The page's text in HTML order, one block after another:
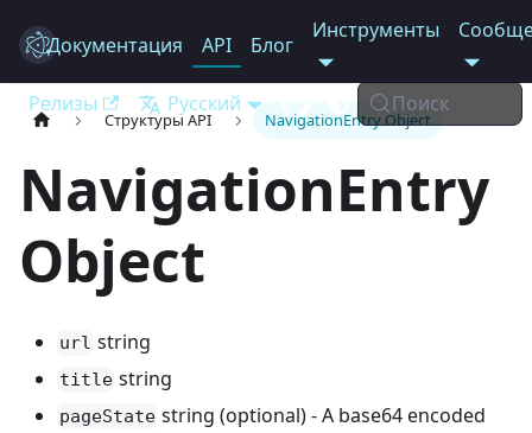
Electron
Документация API Блог
Инструменты
Релизы Русский Поиск
Структуры API NavigationEntry Object
NavigationEntry
Object
url string
title string
pageState string (optional) - A base64 encoded